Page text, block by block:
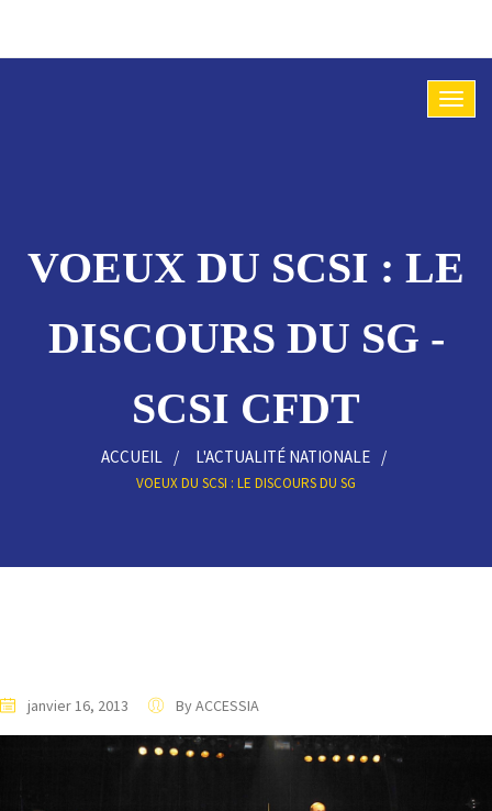
VOEUX DU SCSI : LE
DISCOURS DU SG -
SCSI CFDT
ACCUEIL L'ACTUALITÉ NATIONALE
VOEUX DU SCSI : LE DISCOURS DU SG
janvier 16, 2013 By ACCESSIA